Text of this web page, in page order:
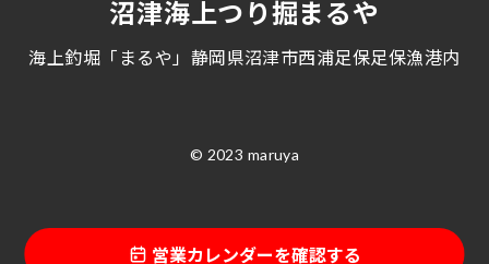
営業カレンダーを確認する
沼津海上つり掘まるや
海上釣堀「まるや」静岡県沼津市西浦足保足保漁港内
© 2023 maruya